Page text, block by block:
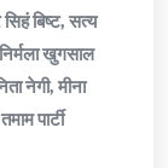
बिष्ट, सत्य
खुगसाल
नेगी, मीना
पार्टी